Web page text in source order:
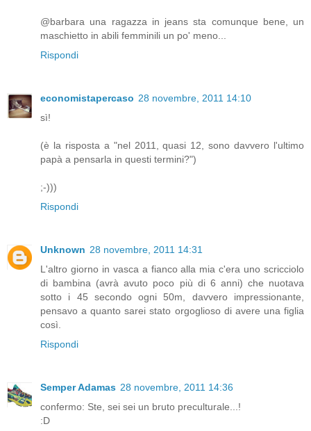
@barbara una ragazza in jeans sta comunque bene, un
maschietto in abili femminili un po' meno...
Rispondi
economistapercaso 28 novembre, 2011 14:10
sì!
(è la risposta a "nel 2011, quasi 12, sono davvero l'ultimo
papà a pensarla in questi termini?")
;-)))
Rispondi
Unknown 28 novembre, 2011 14:31
L'altro giorno in vasca a fianco alla mia c'era uno scricciolo
di bambina (avrà avuto poco più di 6 anni) che nuotava
sotto i 45 secondo ogni 50m, davvero impressionante,
pensavo a quanto sarei stato orgoglioso di avere una figlia
così.
Rispondi
Semper Adamas 28 novembre, 2011 14:36
confermo: Ste, sei sei un bruto preculturale...!
:D